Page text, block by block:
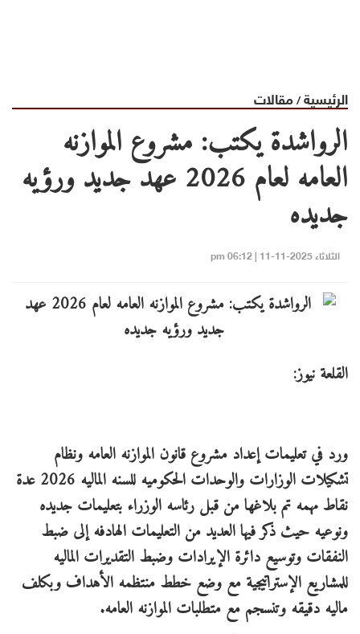
الرئيسية/مقالات
الرواشدة يكتب: مشروع الموازنه
العامه لعام 2026 عهد جديد ورؤيه
جديده
الثلاثاء 2025-11-11 | 06:12 pm
القلعة نيوز:
ورد في تعليمات إعداد مشروع قانون الموازنه العامه ونظام
تشكيلات الوزارات والوحدات الحكوميه للسنه الماليه 2026 عدة
نقاط مهمه تم بلاغها من قبل رئاسه الوزراء بتعليمات جديده
ونوعيه حيث ذكر فيها العديد من التعليمات الهادفه إلى ضبط
النفقات وتوسيع دائرة الإيرادات وضبط التقديرات الماليه
للمشاريع الإستراتيجية مع وضع خطط منتظمه الأهداف وبكلف
ماليه دقيقه وتنسجم مع متطلبات الموازنه العامه.